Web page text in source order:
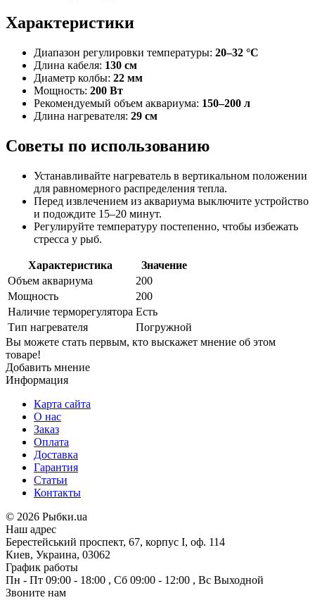
Характеристики
Диапазон регулировки температуры: 20–32 °C
Длина кабеля: 130 см
Диаметр колбы: 22 мм
Мощность: 200 Вт
Рекомендуемый объем аквариума: 150–200 л
Длина нагревателя: 29 см
Советы по использованию
Устанавливайте нагреватель в вертикальном положении
для равномерного распределения тепла.
Перед извлечением из аквариума выключите устройство
и подождите 15–20 минут.
Регулируйте температуру постепенно, чтобы избежать
стресса у рыб.
Характеристика
Значение
Объем аквариума
200
Мощность
200
Наличие терморегулятора Есть
Тип нагревателя
Погружной
Вы можете стать первым, кто выскажет мнение об этом
товаре!
Добавить мнение
Информация
Карта сайта
О нас
Заказ
Оплата
Доставка
Гарантия
Статьи
Контакты
© 2026 Рыбки.ua
Наш адрес
Берестейський проспект, 67, корпус I, оф. 114
Киев, Украина, 03062
График работы
Пн - Пт 09:00 - 18:00 , Сб 09:00 - 12:00 , Вс Выходной
Звоните нам